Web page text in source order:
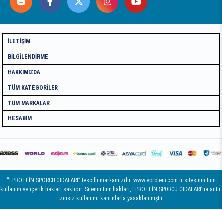
İLETIŞIM
BILGILENDIRME
HAKKIMIZDA
TÜM KATEGORILER
TÜM MARKALAR
HESABIM
“EPROTEİN SPORCU GIDALARI” tescilli markamızdır. www.eprotein.com.tr sitesinin tüm
kullanım ve içerik hakları saklıdır. Sitenin tüm hakları, EPROTEİN SPORCU GIDALARI’na aittir.
İzinsiz kullanımı kanunlarla yasaklanmıştır.